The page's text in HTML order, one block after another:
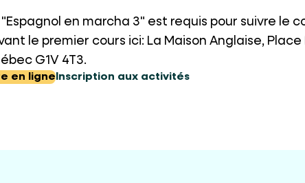
en marcha 3" est requis pour suivre le
le premier cours ici: La Maison Anglaise, Place
G1V 4T3.
en ligne Inscription aux activités